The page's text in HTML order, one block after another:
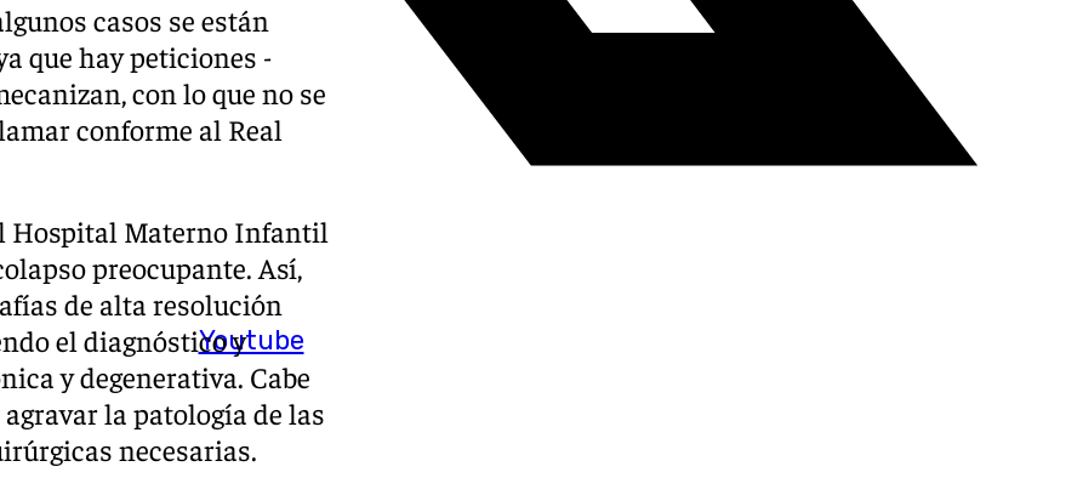
Youtube
casos se están
que hay peticiones -
con lo que no se
conforme al Real
Hospital Materno Infantil
preocupante. Así,
de alta resolución
el diagnóstico y
y degenerativa. Cabe
agravar la patología de las
necesarias.